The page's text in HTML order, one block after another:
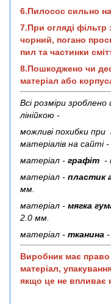
6.Пилосос сильно
7.При огляді фільтр
чорний, погано
пил та частинки
8.Пошкоджено чи
матеріал або
Всі розміри
лінійкою -
можливі похибки при
матеріалів на сайті -
матеріал - графіт -
матеріал - пластик
мм.
матеріал - мягка
2.0 мм.
матеріал - тканина
Виробник має право
матеріал,
якщо це не впливає